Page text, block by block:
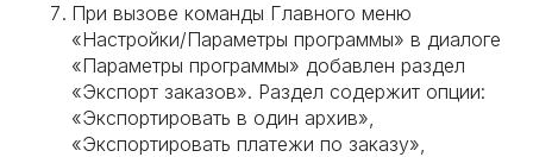
При вызове команды Главного меню
«Настройки/Параметры программы» в диалоге
«Параметры программы» добавлен раздел
«Экспорт заказов». Раздел содержит опции:
«Экспортировать в один архив»,
«Экспортировать платежи по заказу»,